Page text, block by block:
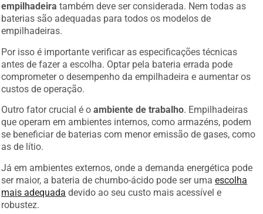
baterias são adequadas para todos os modelos de
empilhadeiras.
Por isso é importante verificar as especificações técnicas
antes de fazer a escolha. Optar pela bateria errada pode
comprometer o desempenho da empilhadeira e aumentar os
custos de operação.
Outro fator crucial é o ambiente de trabalho . Empilhadeiras
que operam em ambientes internos, como armazéns, podem
se beneficiar de baterias com menor emissão de gases, como
as de lítio.
Já em ambientes externos, onde a demanda energética pode
ser maior, a bateria de chumbo-ácido pode ser uma
escolha
mais adequada
devido ao seu custo mais acessível e
robustez.